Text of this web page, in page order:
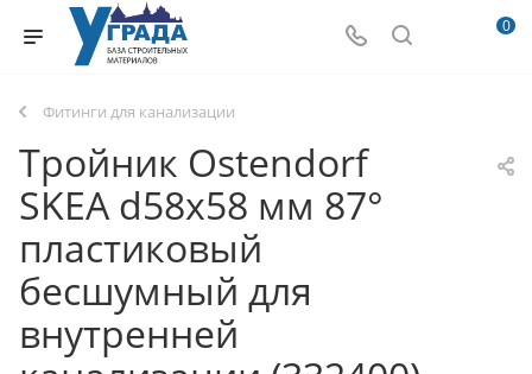
0
Фитинги для канализации
Тройник Ostendorf
SKEA d58х58 мм 87°
пластиковый
бесшумный для
внутренней